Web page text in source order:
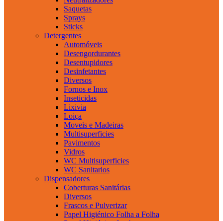
Saquetas
Sprays
Sticks
Detergentes
Automóveis
Desengordurantes
Desentupidores
Desinfetantes
Diversos
Fornos e Inox
Inseticidas
Lixivia
Loiça
Moveis e Madeiras
Multisuperficies
Pavimentos
Vidros
WC Multisuperficies
WC Sanitarios
Dispensadores
Coberturas Sanitárias
Diversos
Frascos e Pulverizar
Papel Higiénico Folha a Folha